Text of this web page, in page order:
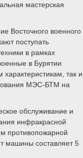
мастерская
Восточного военного
поступать
в рамках
в Бурятии
так и
МЭС-БТМ на
обслуживание и
инфракрасной
противопожарной
машины составляет 5